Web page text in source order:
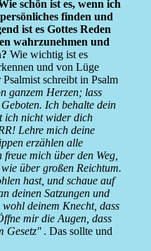
schön ist es, wenn ich
finden und
ist es Gottes Reden
wahrzunehmen und
Wie wichtig ist es
und von Lüge
schreibt in Psalm
ganzem Herzen; lass
Ich behalte dein
ich nicht wider dich
Lehre mich deine
erzählen alle
mich über den Weg,
über großen Reichtum.
hast, und schaue auf
deinen Satzungen und
deinem Knecht, dass
mir die Augen, dass
Gesetz'' . Das sollte und